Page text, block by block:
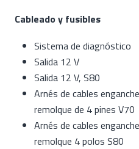
Cableado y fusibles
Sistema de diagnóstico
Salida 12 V
Salida 12 V, S80
Arnés de cables
remolque de 4 pines V70
Arnés de cables
remolque 4 polos S80